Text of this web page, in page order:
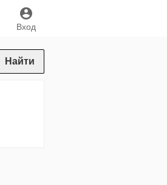
Вход
Найти